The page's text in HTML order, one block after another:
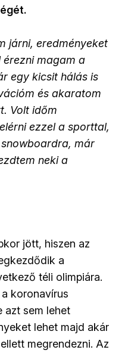
járni, eredményeket
magam a
egy kicsit hálás is
és akaratom
Volt időm
ezzel a sporttal,
már
neki a
jött, hiszen az
a
téli olimpiára.
koronavírus
azt sem lehet
lehet majd akár
megrendezni. Az